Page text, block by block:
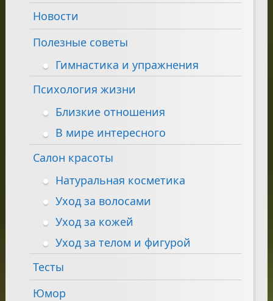
Новости
Полезные советы
Гимнастика и упражнения
Психология жизни
Близкие отношения
В мире интересного
Салон красоты
Натуральная косметика
Уход за волосами
Уход за кожей
Уход за телом и фигурой
Тесты
Юмор